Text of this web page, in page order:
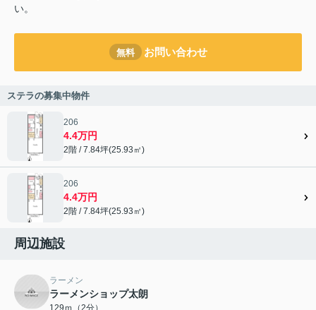
い。
無料 お問い合わせ
ステラの募集中物件
206
4.4万円
2階 / 7.84坪(25.93㎡)
206
4.4万円
2階 / 7.84坪(25.93㎡)
周辺施設
ラーメン
ラーメンショップ太朗
129ｍ（2分）